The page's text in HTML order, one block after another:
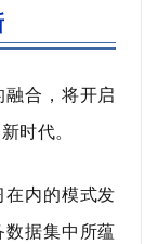
合，将开启
时代。
内的模式发
据集中所蕴